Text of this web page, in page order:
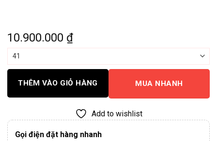
10.900.000 ₫
THÊM VÀO GIỎ HÀNG MUA NHANH
Add to wishlist
Gọi điện đặt hàng nhanh